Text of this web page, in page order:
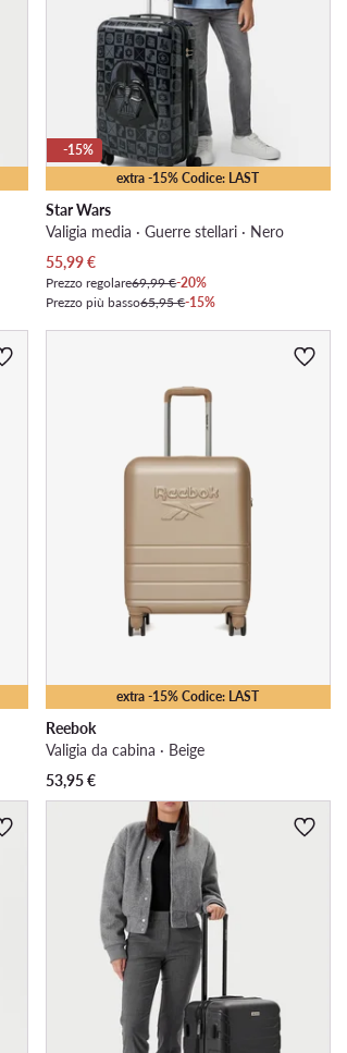
extra -15% Codice: LAST
-15%
Star Wars
Valigia media · Guerre stellari · Nero
Prezzo attuale
55,99€
Prezzo regolare69,99 €-20%
Prezzo più basso65,95 €-15%
extra -15% Codice: LAST
Reebok
Valigia da cabina · Beige
53,95€